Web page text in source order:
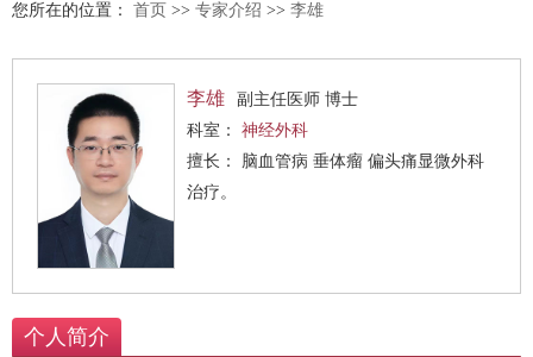
您所在的位置： 首页 >> 专家介绍 >> 李雄
李雄
副主任医师 博士
科室： 神经外科
擅长： 脑血管病 垂体瘤 偏头痛显微外科
治疗。
个人简介